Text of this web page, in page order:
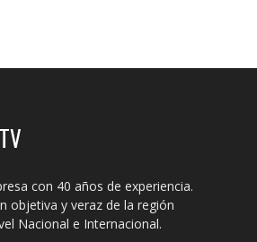
con 40 años de experiencia.
objetiva y veraz de la región
Nacional e Internacional.